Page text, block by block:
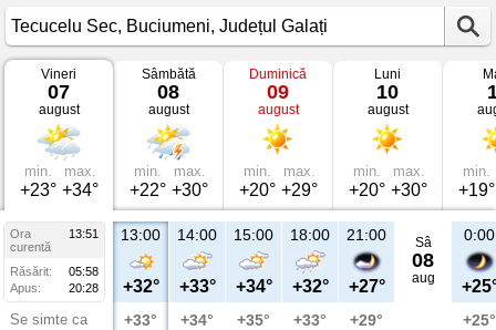
Vremea
Tecucelu
Buciumeni,
Județul
Galați
Vineri
07
august
min.
+23°
max.
+34°
Sâmbătă
08
august
min.
+22°
max.
+30°
Duminică
09
august
min.
+20°
max.
+29°
Luni
10
august
min.
+20°
max.
+30°
min.
+19°
Ora
13:51
curentă
Răsărit:
05:58
Apus:
20:28
Se simte ca
13:00
+32°
+33°
14:00
+33°
+34°
15:00
+34°
+35°
18:00
+32°
+33°
21:00
+27°
+29°
Sâ
08
aug
0:00
+25°